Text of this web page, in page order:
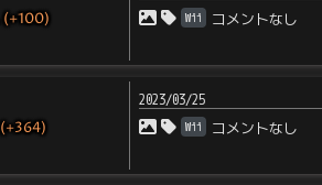
(+100) Wii コメントなし
(+364)
2023/03/25
Wii コメントなし